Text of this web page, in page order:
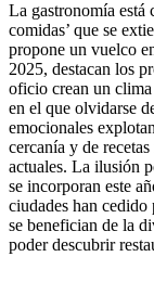
La gastronomía está
comidas’ que se
propone un vuelco
2025, destacan los
oficio crean un
en el que olvidarse
emocionales
cercanía y de
actuales. La ilusión
se incorporan este
ciudades han cedido
se benefician de la
poder descubrir